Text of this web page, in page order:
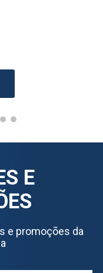
E
e promoções da